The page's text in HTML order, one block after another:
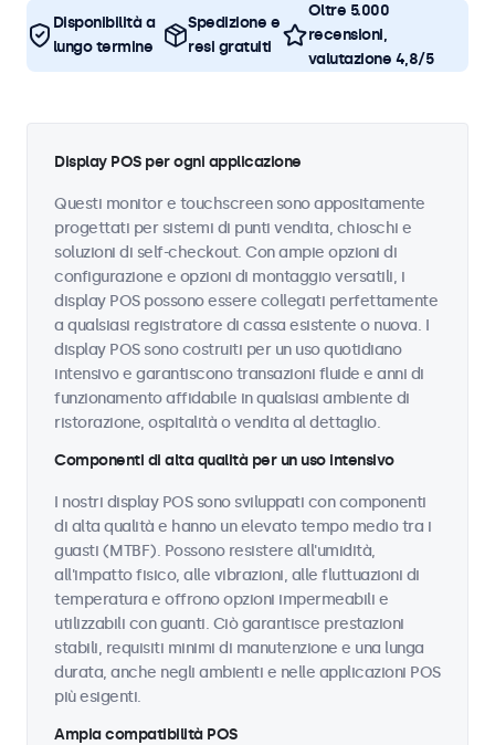
Disponibilità a
lungo termine
Spedizione e
resi gratuiti
Oltre 5.000
recensioni,
valutazione 4,8/5
Display POS per ogni applicazione
Questi monitor e touchscreen sono appositamente
progettati per sistemi di punti vendita, chioschi e
soluzioni di self-checkout. Con ampie opzioni di
configurazione e opzioni di montaggio versatili, i
display POS possono essere collegati perfettamente
a qualsiasi registratore di cassa esistente o nuova. I
display POS sono costruiti per un uso quotidiano
intensivo e garantiscono transazioni fluide e anni di
funzionamento affidabile in qualsiasi ambiente di
ristorazione, ospitalità o vendita al dettaglio.
Componenti di alta qualità per un uso intensivo
I nostri display POS sono sviluppati con componenti
di alta qualità e hanno un elevato tempo medio tra i
guasti (MTBF). Possono resistere all'umidità,
all'impatto fisico, alle vibrazioni, alle fluttuazioni di
temperatura e offrono opzioni impermeabili e
utilizzabili con guanti. Ciò garantisce prestazioni
stabili, requisiti minimi di manutenzione e una lunga
durata, anche negli ambienti e nelle applicazioni POS
più esigenti.
Ampia compatibilità POS